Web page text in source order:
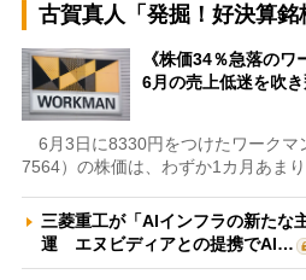
古賀真人「発掘！好決算銘
《株価34％急落のワ
6月の売上低迷を吹
6月3日に8330円をつけたワークマ
7564）の株価は、わずか1カ月あま
三菱重工が「AIインフラの新たな
運 エヌビディアとの提携でAI…